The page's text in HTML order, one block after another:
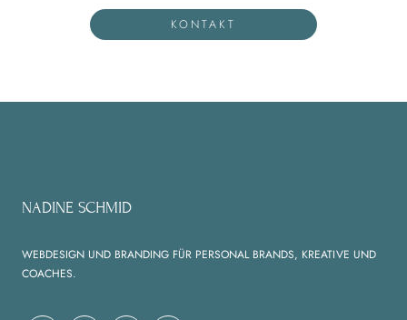
KONTAKT
NADINE SCHMID
WEBDESIGN UND BRANDING FÜR PERSONAL BRANDS, KREATIVE UND
COACHES.